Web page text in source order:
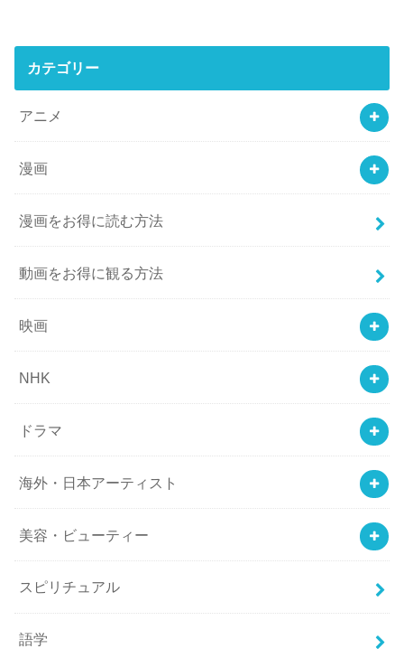
カテゴリー
アニメ
漫画
漫画をお得に読む方法
動画をお得に観る方法
映画
NHK
ドラマ
海外・日本アーティスト
美容・ビューティー
スピリチュアル
語学